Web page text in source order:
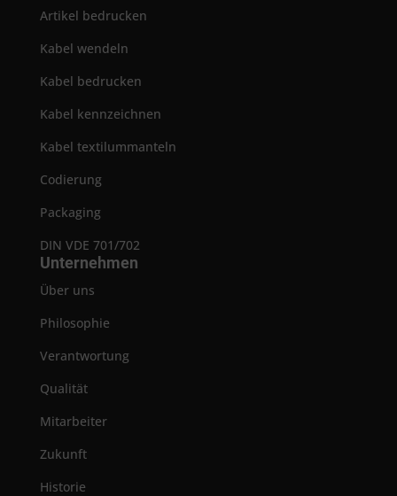
Artikel bedrucken
Kabel wendeln
Kabel bedrucken
Kabel kennzeichnen
Kabel textilummanteln
Codierung
Packaging
DIN VDE 701/702
Unternehmen
Über uns
Philosophie
Verantwortung
Qualität
Mitarbeiter
Zukunft
Historie